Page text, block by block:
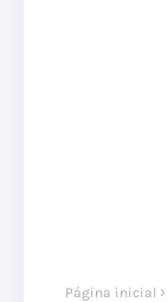
Página inicial